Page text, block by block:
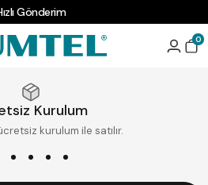
Gönderim
0
Kurulum
kurulum ile satılır.